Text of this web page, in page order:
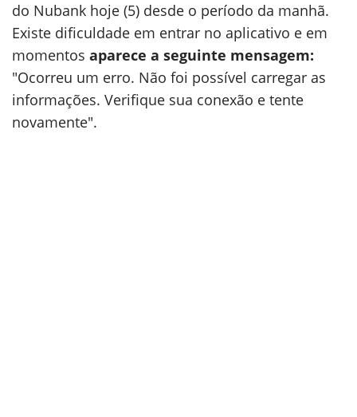
do Nubank hoje (5) desde o período da manhã.
Existe dificuldade em entrar no aplicativo e em
momentos aparece a seguinte mensagem:
"Ocorreu um erro. Não foi possível carregar as
informações. Verifique sua conexão e tente
novamente".